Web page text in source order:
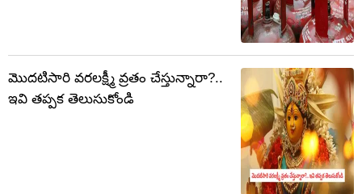
మొదటిసారి వరలక్ష్మీ వ్రతం చేస్తున్నారా?..
ఇవి తప్పక తెలుసుకోండి